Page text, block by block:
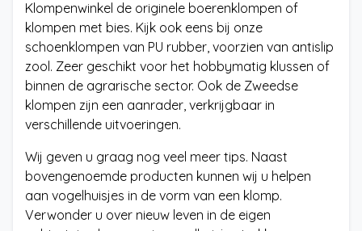
Klompenwinkel de originele boerenklompen of
klompen met bies. Kijk ook eens bij onze
schoenklompen van PU rubber, voorzien van antislip
zool. Zeer geschikt voor het hobbymatig klussen of
binnen de agrarische sector. Ook de Zweedse
klompen zijn een aanrader, verkrijgbaar in
verschillende uitvoeringen.
Wij geven u graag nog veel meer tips. Naast
bovengenoemde producten kunnen wij u helpen
aan vogelhuisjes in de vorm van een klomp.
Verwonder u over nieuw leven in de eigen